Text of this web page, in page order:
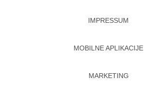
IMPRESSUM
MOBILNE APLIKACIJE
MARKETING